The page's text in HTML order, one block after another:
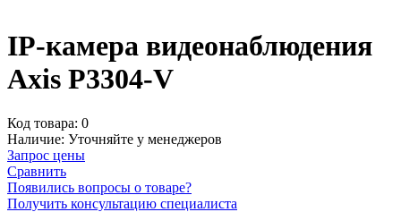
IP-камера видеонаблюдения
Axis P3304-V
Код товара: 0
Наличие: Уточняйте у менеджеров
Запрос цены
Сравнить
Появились вопросы о товаре?
Получить консультацию специалиста